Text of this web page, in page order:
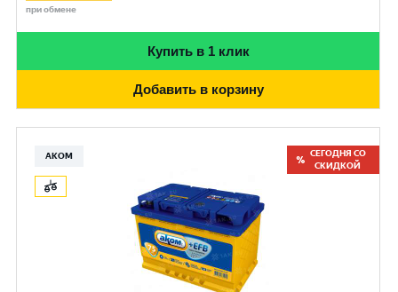
при обмене
Купить в 1 клик
Добавить в корзину
АКОМ
СЕГОДНЯ СО
СКИДКОЙ